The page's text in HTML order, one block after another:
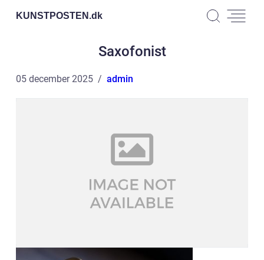
KUNSTPOSTEN.dk
Saxofonist
05 december 2025 admin